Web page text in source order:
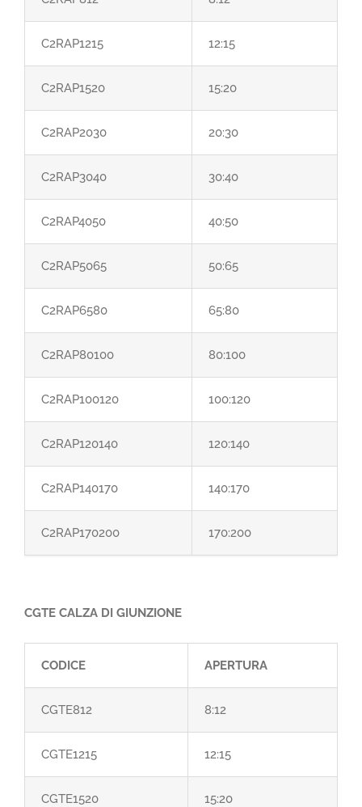
C2RAP1215 12:15
C2RAP1520 15:20
C2RAP2030 20:30
C2RAP3040 30:40
C2RAP4050 40:50
C2RAP5065 50:65
C2RAP6580 65:80
C2RAP80100 80:100
C2RAP100120 100:120
C2RAP120140 120:140
C2RAP140170 140:170
C2RAP170200 170:200
CGTE CALZA DI GIUNZIONE
CODICE APERTURA
CGTE812 8:12
CGTE1215 12:15
CGTE1520 15:20